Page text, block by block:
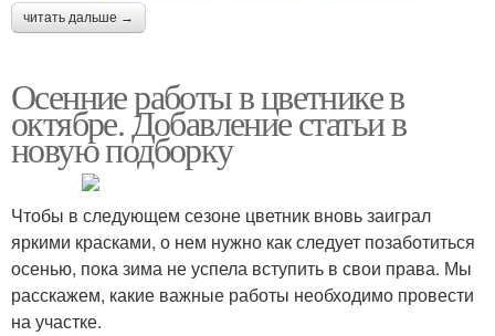
читать дальше →
Осенние работы в цветнике в
октябре. Добавление статьи в
новую подборку
Чтобы в следующем сезоне цветник вновь заиграл
яркими красками, о нем нужно как следует позаботиться
осенью, пока зима не успела вступить в свои права. Мы
расскажем, какие важные работы необходимо провести
на участке.